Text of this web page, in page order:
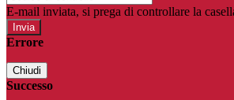
E-mail inviata, si prega di controllare la
Errore
Chiudi
Successo